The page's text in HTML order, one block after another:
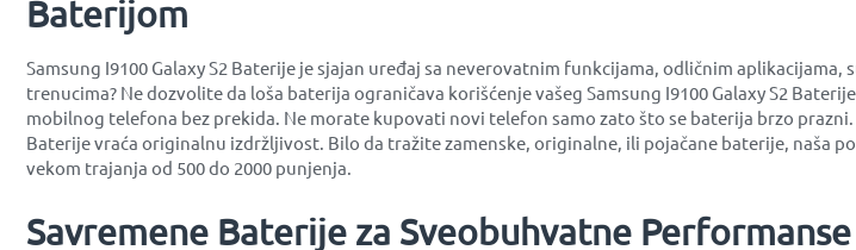
Baterijom
Samsung I9100 Galaxy S2 Baterije je sjajan uređaj sa neverovatnim funkcijama, odličnim
trenucima? Ne dozvolite da loša baterija ograničava korišćenje vašeg Samsung I9100 Galaxy S2
mobilnog telefona bez prekida. Ne morate kupovati novi telefon samo zato što se baterija brzo
Baterije vraća originalnu izdržljivost. Bilo da tražite zamenske, originalne, ili pojačane baterije, naša
vekom trajanja od 500 do 2000 punjenja.
Savremene Baterije za Sveobuhvatne Performanse